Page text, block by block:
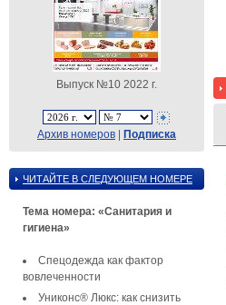
Выпуск №10 2022 г.
Архив номеров | Подписка
ЧИТАЙТЕ В СЛЕДУЮЩЕМ НОМЕРЕ
Тема номера: «Санитария и
гигиена»
Спецодежда как фактор
вовлеченности
Униконс® Люкс: как снизить